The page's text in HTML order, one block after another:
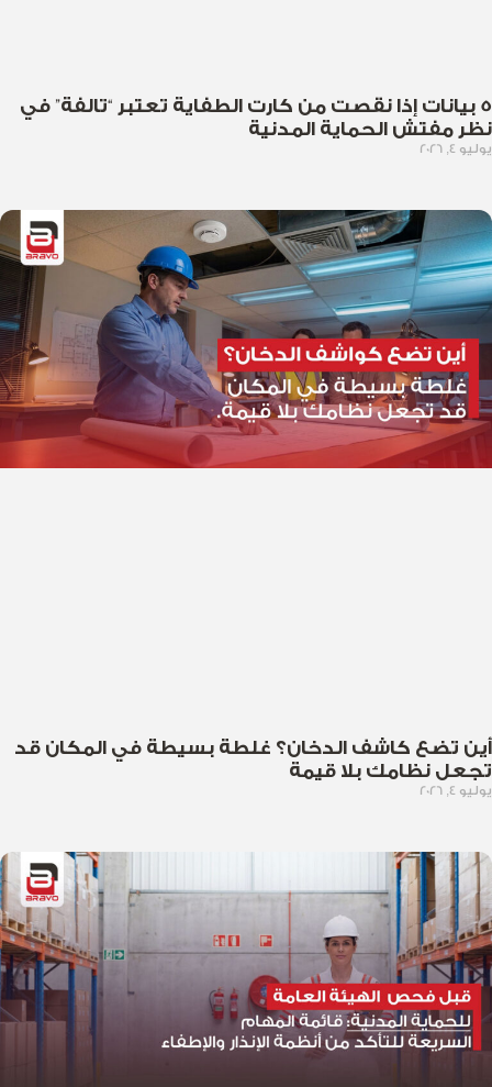
5 بيانات إذا نقصت من كارت الطفاية تعتبر “تالفة” في
نظر مفتش الحماية المدنية
يوليو 4, 2026
أين تضع كاشف الدخان؟ غلطة بسيطة في المكان قد
تجعل نظامك بلا قيمة
يوليو 4, 2026